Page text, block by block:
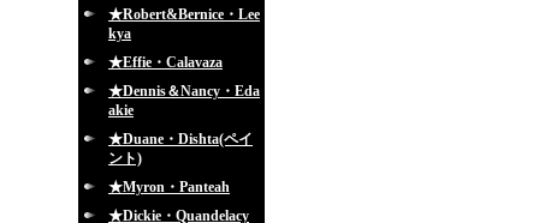
★Robert&Bernice・Lee
kya
★Effie・Calavaza
★Dennis＆Nancy・Eda
akie
★Duane・Dishta(ペイ
ント)
★Myron・Panteah
★Dickie・Quandelacy